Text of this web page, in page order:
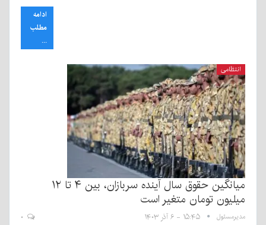
ادامه
مطلب
...
انتظامی
میانگین حقوق سال آینده سربازان، بین ۴ تا ۱۲
میلیون تومان متغیر است
مدیرمسئول ۱۵:۴۵ - ۶ آذر ۱۴۰۳